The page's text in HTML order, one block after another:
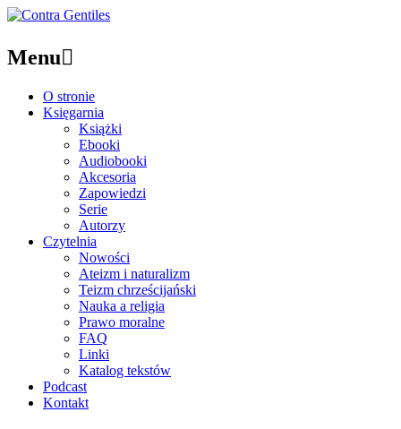
Menu
O stronie
Księgarnia
Książki
Ebooki
Audiobooki
Akcesoria
Zapowiedzi
Serie
Autorzy
Czytelnia
Nowości
Ateizm i naturalizm
Teizm chrześcijański
Nauka a religia
Prawo moralne
FAQ
Linki
Katalog tekstów
Podcast
Kontakt